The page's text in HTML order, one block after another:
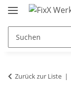
Zurück zur Liste